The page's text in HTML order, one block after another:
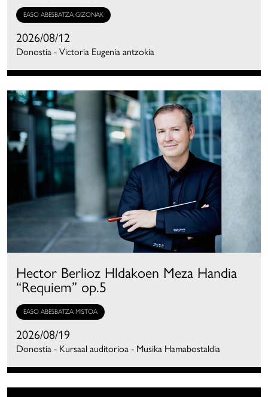
EASO ABESBATZA GIZONAK
2026/08/12
Donostia - Victoria Eugenia antzokia
Hector Berlioz Hldakoen Meza Handia
“Requiem” op.5
EASO ABESBATZA MISTOA
2026/08/19
Donostia - Kursaal auditorioa - Musika Hamabostaldia